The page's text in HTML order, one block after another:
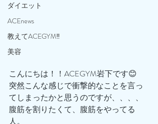
ダイエット
ACEnews
教えてACEGYM‼️
美容
こんにちは！！ACEGYM岩下です😊
突然こんな感じで衝撃的なことを言っ
てしまったかと思うのですが、、、、
腹筋を割りたくて、腹筋をやってる
人。